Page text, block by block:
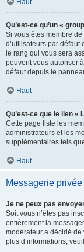
Haut
Qu’est-ce qu’un «
Si vous êtes membre de
d’utilisateurs par
le rang qui vous sera
peuvent vous autoriser
défaut depuis le
Haut
Qu’est-ce que le lien «
Cette page liste les
administrateurs et les
supplémentaires tels
Haut
Messagerie privée
Je ne peux pas
Soit vous n’êtes pas
entièrement la
modérateur a décidé de
plus d’informations,